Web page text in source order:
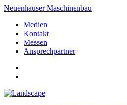
Neuenhauser Maschinenbau
Medien
Kontakt
Messen
Ansprechpartner